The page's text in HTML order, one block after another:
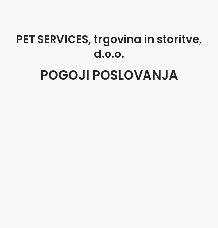
PET SERVICES, trgovina in storitve,
d.o.o.
POGOJI POSLOVANJA